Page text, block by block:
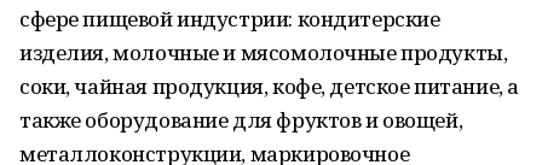
сфере пищевой индустрии: кондитерские
изделия, молочные и мясомолочные продукты,
соки, чайная продукция, кофе, детское питание, а
также оборудование для фруктов и овощей,
металлоконструкции, маркировочное